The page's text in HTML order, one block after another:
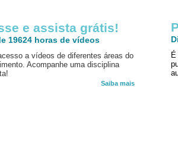
e assista grátis!
19624 horas de vídeos
a vídeos de diferentes áreas do
Acompanhe uma disciplina
Saiba mais